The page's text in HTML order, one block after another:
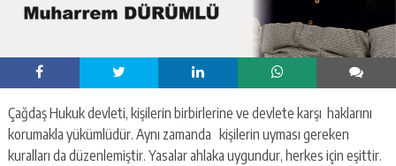
Çağdaş Hukuk devleti, kişilerin birbirlerine ve devlete karşı haklarını
korumakla yükümlüdür. Aynı zamanda kişilerin uyması gereken
kuralları da düzenlemiştir. Yasalar ahlaka uygundur, herkes için eşittir.